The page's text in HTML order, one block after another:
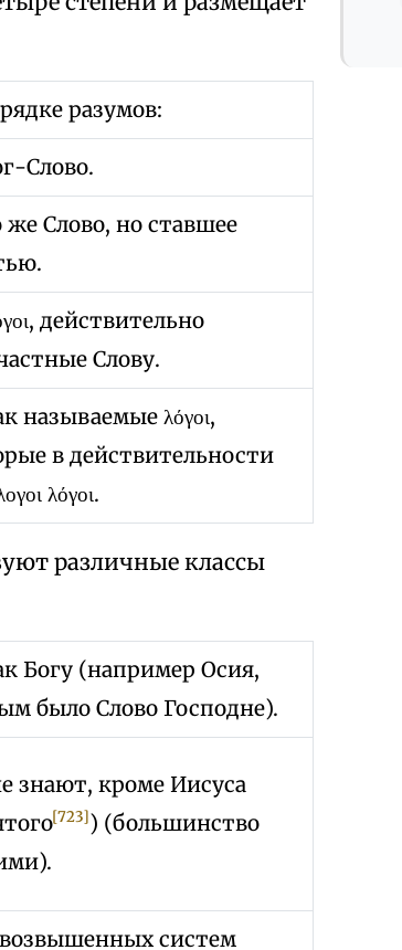
разумов:
Слово.
же Слово, но ставшее
действительно
Слову.
называемые λόγοι,
в действительности
λόγοι.
различные классы
Богу (например Осия,
было Слово Господне).
знают, кроме Иисуса
[723]) (большинство
систем